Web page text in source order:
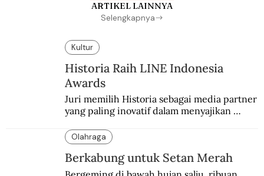
ARTIKEL LAINNYA
Selengkapnya
Kultur
Historia Raih LINE Indonesia
Awards
Juri memilih Historia sebagai media partner
yang paling inovatif dalam menyajikan
Olahraga
Berkabung untuk Setan Merah